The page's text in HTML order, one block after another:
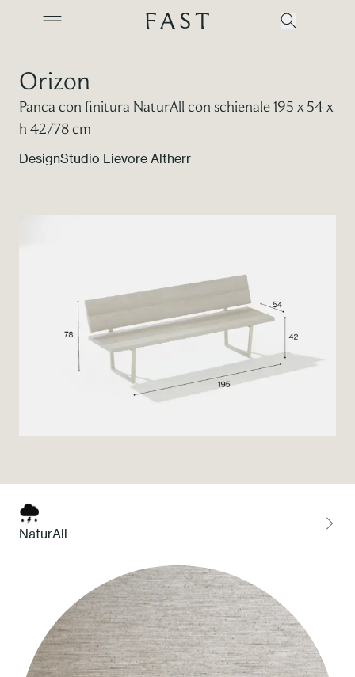
Collezioni
Color Revolution
Contatti
Press
Orizon
Panca con finitura NaturAll con schienale 195 x 54 x
h 42/78 cm
DesignStudio Lievore Altherr
NaturAll